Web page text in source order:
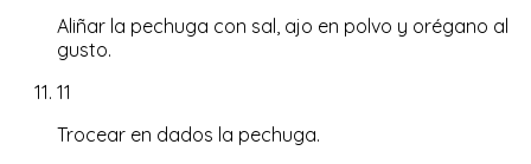
Aliñar la pechuga con sal, ajo en polvo y orégano al
gusto.
11
Trocear en dados la pechuga.